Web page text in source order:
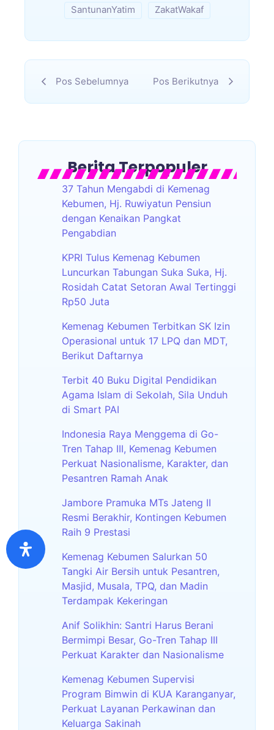
SantunanYatim ZakatWakaf
Pos Sebelumnya Pos Berikutnya
Berita Terpopuler
37 Tahun Mengabdi di Kemenag
Kebumen, Hj. Ruwiyatun Pensiun
dengan Kenaikan Pangkat
Pengabdian
KPRI Tulus Kemenag Kebumen
Luncurkan Tabungan Suka Suka, Hj.
Rosidah Catat Setoran Awal Tertinggi
Rp50 Juta
Kemenag Kebumen Terbitkan SK Izin
Operasional untuk 17 LPQ dan MDT,
Berikut Daftarnya
Terbit 40 Buku Digital Pendidikan
Agama Islam di Sekolah, Sila Unduh
di Smart PAI
Indonesia Raya Menggema di Go-
Tren Tahap III, Kemenag Kebumen
Perkuat Nasionalisme, Karakter, dan
Pesantren Ramah Anak
Jambore Pramuka MTs Jateng II
Resmi Berakhir, Kontingen Kebumen
Raih 9 Prestasi
Kemenag Kebumen Salurkan 50
Tangki Air Bersih untuk Pesantren,
Masjid, Musala, TPQ, dan Madin
Terdampak Kekeringan
Anif Solikhin: Santri Harus Berani
Bermimpi Besar, Go-Tren Tahap III
Perkuat Karakter dan Nasionalisme
Kemenag Kebumen Supervisi
Program Bimwin di KUA Karanganyar,
Perkuat Layanan Perkawinan dan
Keluarga Sakinah